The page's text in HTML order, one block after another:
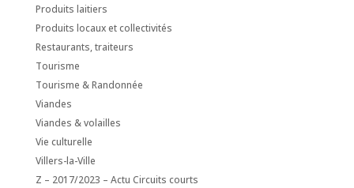
Produits laitiers
Produits locaux et collectivités
Restaurants, traiteurs
Tourisme
Tourisme & Randonnée
Viandes
Viandes & volailles
Vie culturelle
Villers-la-Ville
Z – 2017/2023 – Actu Circuits courts